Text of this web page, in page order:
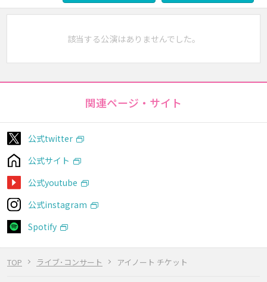
TOP ライブ･コンサート アイノート チケット
該当する公演はありませんでした。
関連ページ・サイト
公式twitter
公式サイト
公式youtube
公式instagram
Spotify